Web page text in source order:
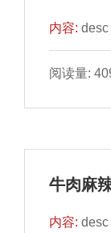
内容:desc
阅读量:
牛肉麻
内容:desc